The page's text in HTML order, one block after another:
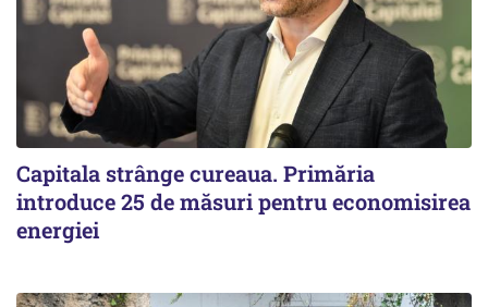
Capitala strânge cureaua. Primăria
introduce 25 de măsuri pentru economisirea
energiei